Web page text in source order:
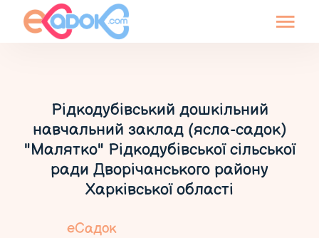
Рідкодубівський дошкільний
навчальний заклад (ясла-садок)
"Малятко" Рідкодубівської сільської
ради Дворічанського району
Харківської області
еСадок